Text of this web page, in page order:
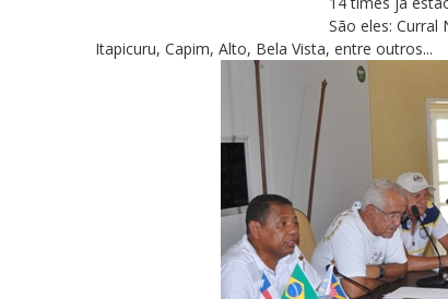
São eles: Curral
Itapicuru, Capim, Alto, Bela Vista, entre outros...